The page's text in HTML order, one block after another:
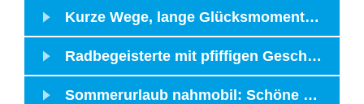
Kurze Wege, lange Glücksmomente: Warum Zufußgehen sich lohnt
Radbegeisterte mit pfiffigen Geschenken überraschen
Sommerurlaub nahmobil: Schöne Urlaubsmomente warten direkt vor der Haustür